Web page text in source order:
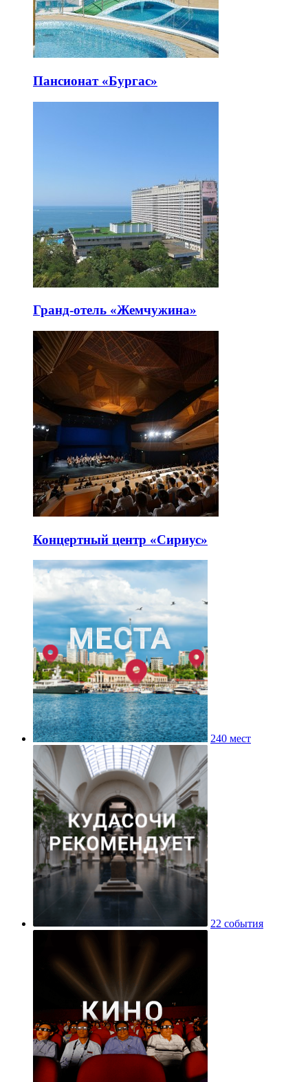
Пансионат «Бургас»
Гранд-отель «Жемчужина»
Концертный центр «Сириус»
240 мест
22 события